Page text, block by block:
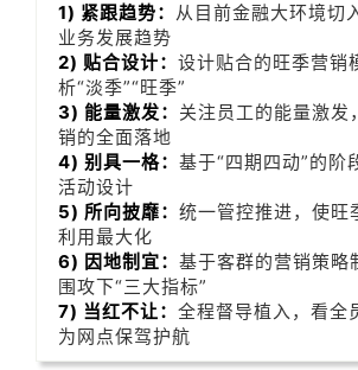
1) 紧跟趋势： 从目前金融大环境切
业务发展趋势
2) 贴合设计： 设计贴合的旺季营销
析“淡季”“旺季”
3) 能量激发： 关注员工的能量激发
销的全面落地
4) 别具一格： 基于“四期四动”的阶
活动设计
5) 所向披靡： 统一管控推进，使旺
利用最大化
6) 因地制宜： 基于客群的营销策略
围攻下“三大指标”
7) 当红不让： 全程督导植入，看全
为网点保驾护航